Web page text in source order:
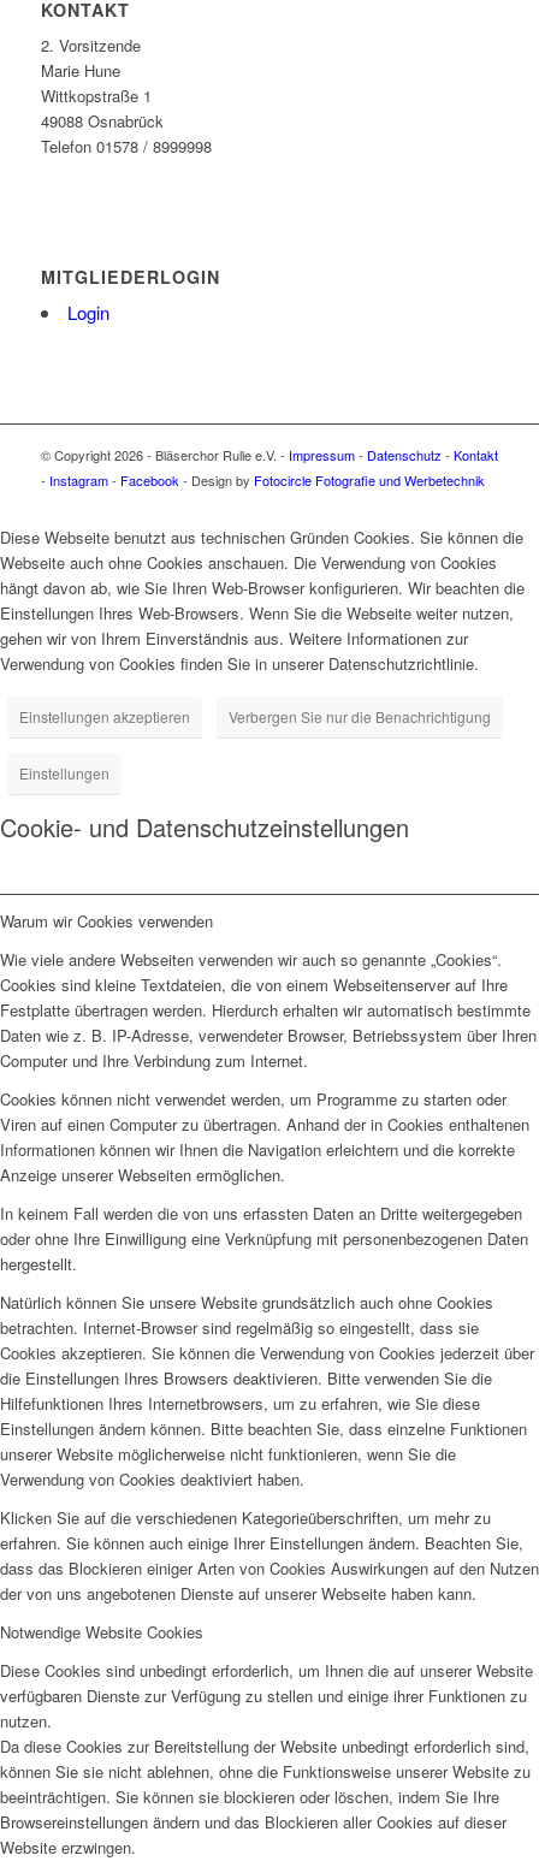
KONTAKT
2. Vorsitzende
Marie Hune
Wittkopstraße 1
49088 Osnabrück
Telefon 01578 / 8999998
MITGLIEDERLOGIN
Login
© Copyright 2026 - Bläserchor Rulle e.V. - Impressum- Datenschutz - Kontakt
- Instagram- Facebook - Design by Fotocircle Fotografie und Werbetechnik
Diese Webseite benutzt aus technischen Gründen Cookies. Sie können die
Webseite auch ohne Cookies anschauen. Die Verwendung von Cookies
hängt davon ab, wie Sie Ihren Web-Browser konfigurieren. Wir beachten die
Einstellungen Ihres Web-Browsers. Wenn Sie die Webseite weiter nutzen,
gehen wir von Ihrem Einverständnis aus. Weitere Informationen zur
Verwendung von Cookies finden Sie in unserer Datenschutzrichtlinie.
Einstellungen akzeptieren Verbergen Sie nur die Benachrichtigung
Einstellungen
Cookie- und Datenschutzeinstellungen
Warum wir Cookies verwenden
Wie viele andere Webseiten verwenden wir auch so genannte „Cookies“.
Cookies sind kleine Textdateien, die von einem Webseitenserver auf Ihre
Festplatte übertragen werden. Hierdurch erhalten wir automatisch bestimmte
Daten wie z. B. IP-Adresse, verwendeter Browser, Betriebssystem über Ihren
Computer und Ihre Verbindung zum Internet.
Cookies können nicht verwendet werden, um Programme zu starten oder
Viren auf einen Computer zu übertragen. Anhand der in Cookies enthaltenen
Informationen können wir Ihnen die Navigation erleichtern und die korrekte
Anzeige unserer Webseiten ermöglichen.
In keinem Fall werden die von uns erfassten Daten an Dritte weitergegeben
oder ohne Ihre Einwilligung eine Verknüpfung mit personenbezogenen Daten
hergestellt.
Natürlich können Sie unsere Website grundsätzlich auch ohne Cookies
betrachten. Internet-Browser sind regelmäßig so eingestellt, dass sie
Cookies akzeptieren. Sie können die Verwendung von Cookies jederzeit über
die Einstellungen Ihres Browsers deaktivieren. Bitte verwenden Sie die
Hilfefunktionen Ihres Internetbrowsers, um zu erfahren, wie Sie diese
Einstellungen ändern können. Bitte beachten Sie, dass einzelne Funktionen
unserer Website möglicherweise nicht funktionieren, wenn Sie die
Verwendung von Cookies deaktiviert haben.
Klicken Sie auf die verschiedenen Kategorieüberschriften, um mehr zu
erfahren. Sie können auch einige Ihrer Einstellungen ändern. Beachten Sie,
dass das Blockieren einiger Arten von Cookies Auswirkungen auf den Nutzen
der von uns angebotenen Dienste auf unserer Webseite haben kann.
Notwendige Website Cookies
Diese Cookies sind unbedingt erforderlich, um Ihnen die auf unserer Website
verfügbaren Dienste zur Verfügung zu stellen und einige ihrer Funktionen zu
nutzen.
Da diese Cookies zur Bereitstellung der Website unbedingt erforderlich sind,
können Sie sie nicht ablehnen, ohne die Funktionsweise unserer Website zu
beeinträchtigen. Sie können sie blockieren oder löschen, indem Sie Ihre
Browsereinstellungen ändern und das Blockieren aller Cookies auf dieser
Website erzwingen.